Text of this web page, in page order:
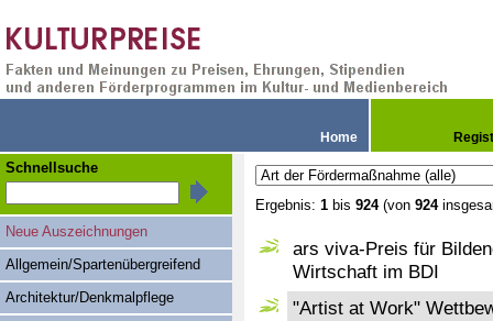
Home
Ergebnis: 1 bis 924(von 924
ars viva-Preis für
Wirtschaft im BDI
"Artist at Work"
Schnellsuche
Neue Auszeichnungen
Allgemein/Spartenübergreifend
Architektur/Denkmalpflege